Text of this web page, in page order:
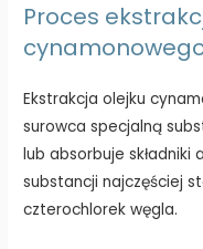
Proces
Ekstrakcja olejku
surowca specjalną
lub absorbuje
substancji najczęściej
czterochlorek węgla.